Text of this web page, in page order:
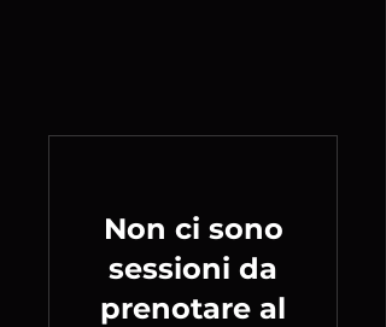
Non ci sono
sessioni da
prenotare al